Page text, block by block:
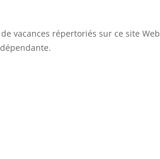
vacances répertoriés sur ce site Web